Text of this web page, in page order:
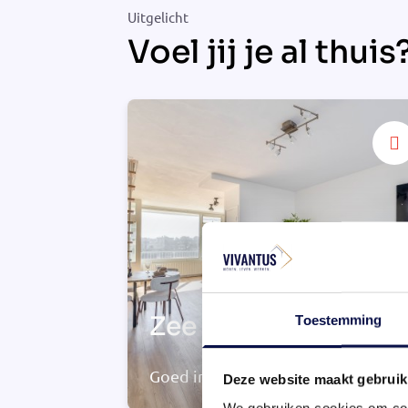
Toestemming
Deze website maakt
Uitgelicht
Voel jij je al
Zee van licht
Goed in te delen